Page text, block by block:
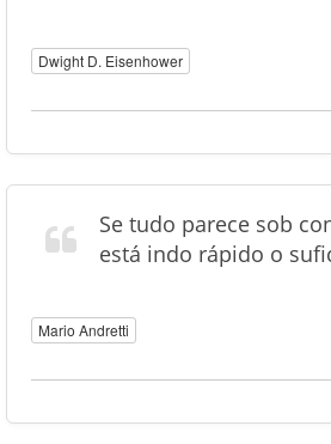
Dwight D. Eisenhower
Se tudo parece sob
está indo rápido o
Mario Andretti